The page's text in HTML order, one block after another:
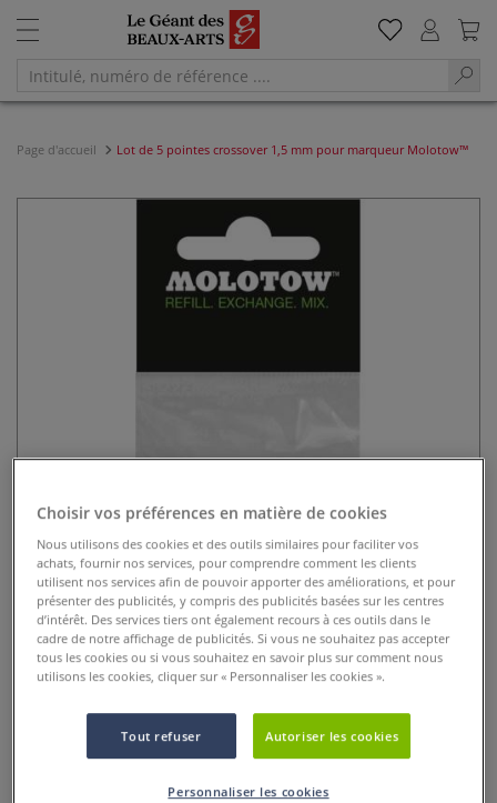
Page d'accueil Lot de 5 pointes crossover 1,5 mm pour marqueur Molotow™
Lot de 5 pointes crossover 1,5 mm
pour marqueur Molotow™
0 Commentaires
Choisir vos préférences en matière de cookies
Nous utilisons des cookies et des outils similaires pour faciliter vos
achats, fournir nos services, pour comprendre comment les clients
utilisent nos services afin de pouvoir apporter des améliorations, et pour
présenter des publicités, y compris des publicités basées sur les centres
d’intérêt. Des services tiers ont également recours à ces outils dans le
cadre de notre affichage de publicités. Si vous ne souhaitez pas accepter
tous les cookies ou si vous souhaitez en savoir plus sur comment nous
utilisons les cookies, cliquer sur « Personnaliser les cookies ».
Tout refuser Autoriser les cookies
Personnaliser les cookies